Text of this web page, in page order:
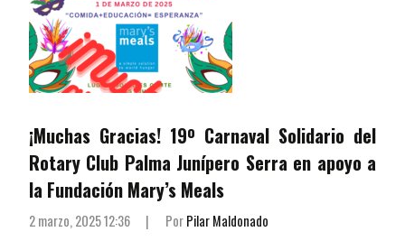
¡Muchas Gracias! 19º Carnaval Solidario del
Rotary Club Palma Junípero Serra en apoyo a
la Fundación Mary’s Meals
2 marzo, 2025 12:36 | PorPilar Maldonado